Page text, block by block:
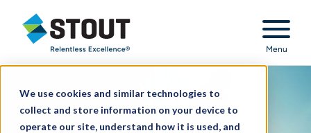
We use cookies and similar technologies to
collect and store information on your device to
operate our site, understand how it is used, and
Stout Relentless Excellence
Menu